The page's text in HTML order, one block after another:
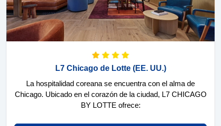
L7 Chicago de Lotte (EE. UU.)
La hospitalidad coreana se encuentra con el alma de
Chicago. Ubicado en el corazón de la ciudad, L7 CHICAGO
BY LOTTE ofrece: